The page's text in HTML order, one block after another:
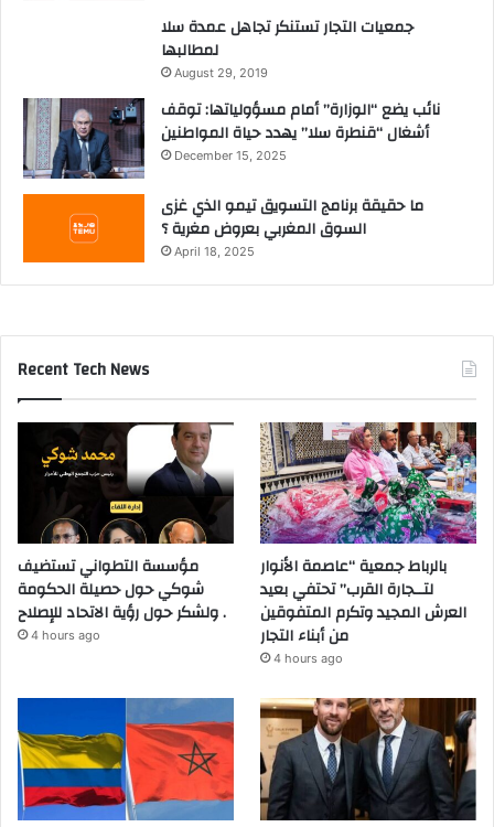
جمعيات التجار تستنكر تجاهل عمدة سلا
لمطالبها
August 29, 2019
نائب يضع “الوزارة” أمام مسؤولياتها: توقف
أشغال “قنطرة سلا” يهدد حياة المواطنين
December 15, 2025
ما حقيقة برنامج التسويق تيمو الذي غزى
السوق المغربي بعروض مغرية ؟
April 18, 2025
Recent Tech News
مؤسسة التطواني تستضيف
شوكي حول حصيلة الحكومة
ولشكر حول رؤية الاتحاد للإصلاح .
4 hours ago
بالرباط جمعية “عاصمة الأنوار
لتــجارة القرب” تحتفي بعيد
العرش المجيد وتكرم المتفوقين
من أبناء التجار
4 hours ago